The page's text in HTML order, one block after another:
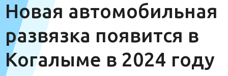
Новая автомобильная
развязка появится в
Когалыме в 2024 году